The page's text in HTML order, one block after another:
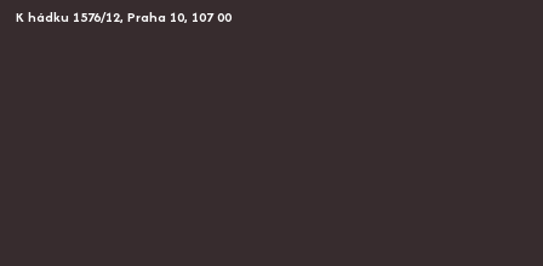
K hádku 1576/12, Praha 10, 107 00